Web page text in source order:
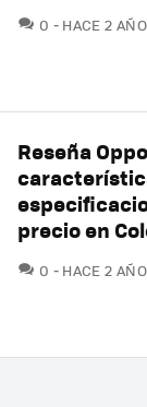
0 HACE 2
Reseña
precio en
0 HACE 2